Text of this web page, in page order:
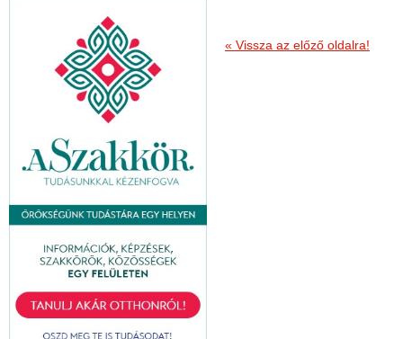
« Vissza az előző oldalra!